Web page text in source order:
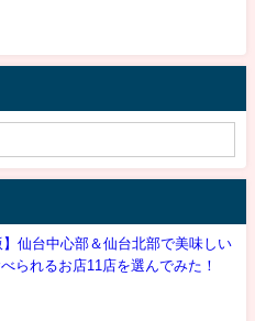
】仙台中心部＆仙台北部で美味しい
られるお店11店を選んでみた！